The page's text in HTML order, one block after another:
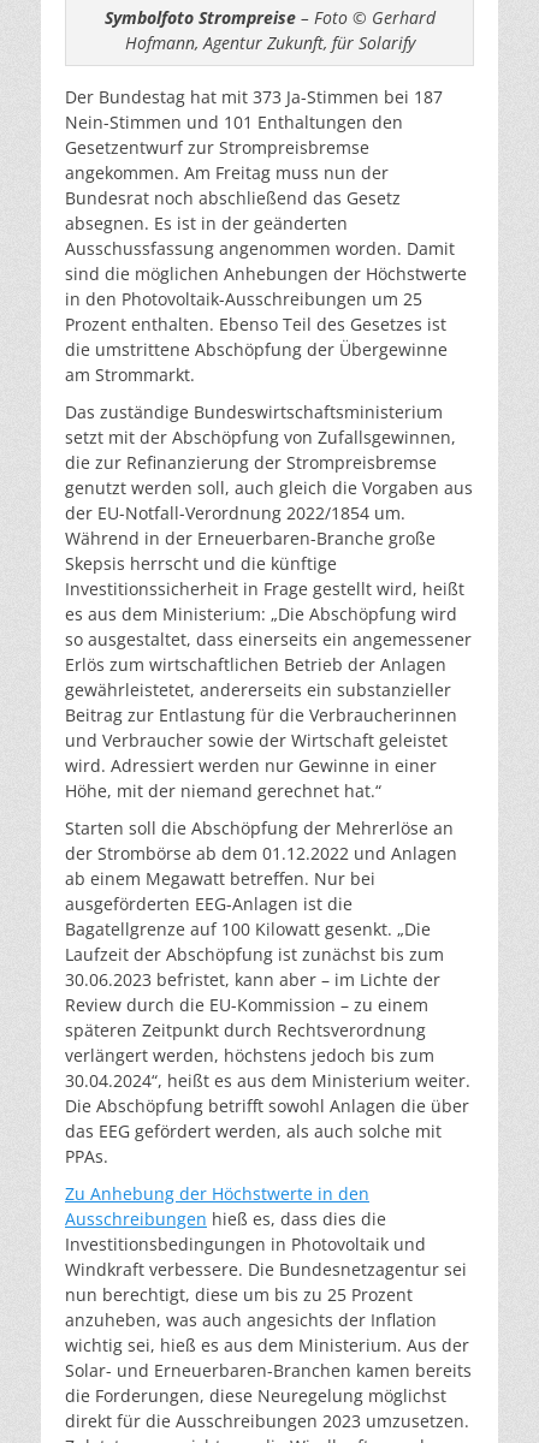
Symbolfoto Strompreise– Foto © Gerhard
Hofmann, Agentur Zukunft, für Solarify
Der Bundestag hat mit 373 Ja-Stimmen bei 187
Nein-Stimmen und 101 Enthaltungen den
Gesetzentwurf zur Strompreisbremse
angekommen. Am Freitag muss nun der
Bundesrat noch abschließend das Gesetz
absegnen. Es ist in der geänderten
Ausschussfassung angenommen worden. Damit
sind die möglichen Anhebungen der Höchstwerte
in den Photovoltaik-Ausschreibungen um 25
Prozent enthalten. Ebenso Teil des Gesetzes ist
die umstrittene Abschöpfung der Übergewinne
am Strommarkt.
Das zuständige Bundeswirtschaftsministerium
setzt mit der Abschöpfung von Zufallsgewinnen,
die zur Refinanzierung der Strompreisbremse
genutzt werden soll, auch gleich die Vorgaben aus
der EU-Notfall-Verordnung 2022/1854 um.
Während in der Erneuerbaren-Branche große
Skepsis herrscht und die künftige
Investitionssicherheit in Frage gestellt wird, heißt
es aus dem Ministerium: „Die Abschöpfung wird
so ausgestaltet, dass einerseits ein angemessener
Erlös zum wirtschaftlichen Betrieb der Anlagen
gewährleistetet, andererseits ein substanzieller
Beitrag zur Entlastung für die Verbraucherinnen
und Verbraucher sowie der Wirtschaft geleistet
wird. Adressiert werden nur Gewinne in einer
Höhe, mit der niemand gerechnet hat.“
Starten soll die Abschöpfung der Mehrerlöse an
der Strombörse ab dem 01.12.2022 und Anlagen
ab einem Megawatt betreffen. Nur bei
ausgeförderten EEG-Anlagen ist die
Bagatellgrenze auf 100 Kilowatt gesenkt. „Die
Laufzeit der Abschöpfung ist zunächst bis zum
30.06.2023 befristet, kann aber – im Lichte der
Review durch die EU-Kommission – zu einem
späteren Zeitpunkt durch Rechtsverordnung
verlängert werden, höchstens jedoch bis zum
30.04.2024“, heißt es aus dem Ministerium weiter.
Die Abschöpfung betrifft sowohl Anlagen die über
das EEG gefördert werden, als auch solche mit
PPAs.
Zu Anhebung der Höchstwerte in den
Ausschreibungen hieß es, dass dies die
Investitionsbedingungen in Photovoltaik und
Windkraft verbessere. Die Bundesnetzagentur sei
nun berechtigt, diese um bis zu 25 Prozent
anzuheben, was auch angesichts der Inflation
wichtig sei, hieß es aus dem Ministerium. Aus der
Solar- und Erneuerbaren-Branchen kamen bereits
die Forderungen, diese Neuregelung möglichst
direkt für die Ausschreibungen 2023 umzusetzen.